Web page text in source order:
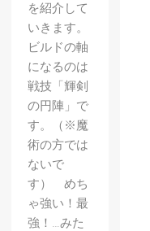
を紹介して
いきます。
ビルドの軸
になるのは
戦技「輝剣
の円陣」で
す。（※魔
術の方では
ないで
す） めち
ゃ強い！最
強！…みた